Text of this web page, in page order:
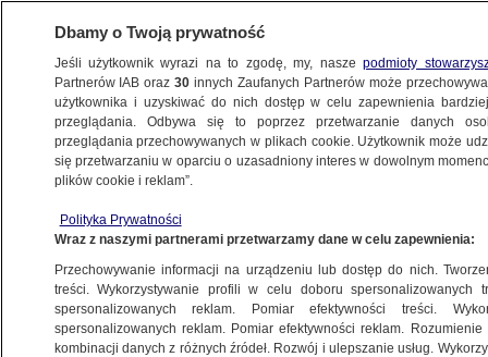
BIZNES
Z KRAJU
jak magnes"
17.05.2025, 13:39
Udostępnij
Dbamy o Twoją prywatność
Jeśli użytkownik wyrazi na to zgodę, my, naszepodmioty
Partnerów IAB oraz30 innych Zaufanych Partnerów może
użytkownika i uzyskiwać do nich dostęp w celu zapewnienia
przeglądania. Odbywa się to poprzez przetwarzanie danych
przeglądania przechowywanych w plikach cookie. Użytkownik może
się przetwarzaniu w oparciu o uzasadniony interes w dowolnym
plików cookie i reklam”.
Polityka Prywatności
Wraz z naszymi partnerami przetwarzamy dane w celu zapewnienia:
Przechowywanie informacji na urządzeniu lub dostęp do nich.
treści. Wykorzystywanie profili w celu doboru spersonalizowanych
spersonalizowanych reklam. Pomiar efektywności treści.
spersonalizowanych reklam. Pomiar efektywności reklam.
kombinacji danych z różnych źródeł. Rozwój i ulepszanie usług.